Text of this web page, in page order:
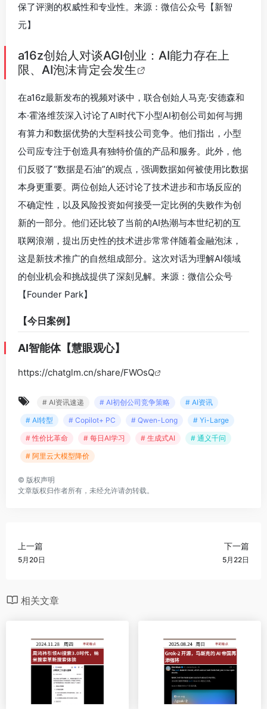
保了评测的权威性和专业性。来源：微信公众号【新智
元】
a16z创始人对谈AGI创业：AI能力存在上
限、AI泡沫肯定会发生
在a16z最新发布的视频对谈中，联合创始人马克·安德森和
本·霍洛维茨深入讨论了AI时代下小型AI初创公司如何与拥
有算力和数据优势的大型科技公司竞争。他们指出，小型
公司应专注于创造具有独特价值的产品和服务。此外，他
们反驳了“数据是石油”的观点，强调数据如何被使用比数据
本身更重要。两位创始人还讨论了技术进步和市场反应的
不确定性，以及风险投资如何接受一定比例的失败作为创
新的一部分。他们还比较了当前的AI热潮与本世纪初的互
联网浪潮，提出历史性的技术进步常常伴随着金融泡沫，
这是新技术推广的自然组成部分。这次对话为理解AI领域
的创业机会和挑战提供了深刻见解。来源：微信公众号
【Founder Park】
【今日案例】
AI智能体【慧眼观心】
https://chatglm.cn/share/FWOsQ
# AI资讯速递 # AI初创公司竞争策略
# AI资讯
# AI转型
# Copilot+ PC # Qwen-Long
# Yi-Large
# 性价比革命
# 每日AI学习 # 生成式AI
# 通义千问
# 阿里云大模型降价
© 版权声明
文章版权归作者所有，未经允许请勿转载。
上一篇
5月20日
下一篇
5月22日
相关文章